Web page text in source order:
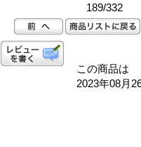
189/332
この商品は
2023年08月